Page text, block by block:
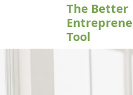
The Better
Tool